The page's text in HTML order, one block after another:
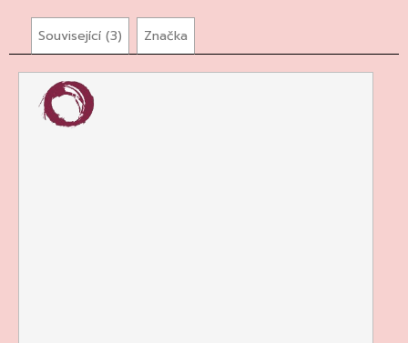
Související (3) Značka
255